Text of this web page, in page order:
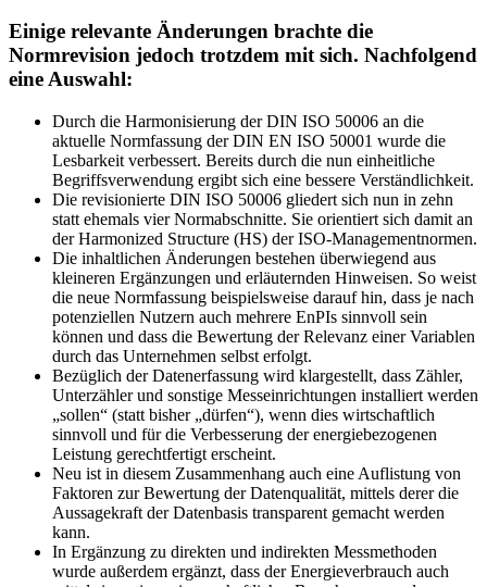
Einige relevante Änderungen brachte die
Normrevision jedoch trotzdem mit sich. Nachfolgend
eine Auswahl:
Durch die Harmonisierung der DIN ISO 50006 an die
aktuelle Normfassung der DIN EN ISO 50001 wurde die
Lesbarkeit verbessert. Bereits durch die nun einheitliche
Begriffsverwendung ergibt sich eine bessere Verständlichkeit.
Die revisionierte DIN ISO 50006 gliedert sich nun in zehn
statt ehemals vier Normabschnitte. Sie orientiert sich damit an
der Harmonized Structure (HS) der ISO-Managementnormen.
Die inhaltlichen Änderungen bestehen überwiegend aus
kleineren Ergänzungen und erläuternden Hinweisen. So weist
die neue Normfassung beispielsweise darauf hin, dass je nach
potenziellen Nutzern auch mehrere EnPIs sinnvoll sein
können und dass die Bewertung der Relevanz einer Variablen
durch das Unternehmen selbst erfolgt.
Bezüglich der Datenerfassung wird klargestellt, dass Zähler,
Unterzähler und sonstige Messeinrichtungen installiert werden
„sollen“ (statt bisher „dürfen“), wenn dies wirtschaftlich
sinnvoll und für die Verbesserung der energiebezogenen
Leistung gerechtfertigt erscheint.
Neu ist in diesem Zusammenhang auch eine Auflistung von
Faktoren zur Bewertung der Datenqualität, mittels derer die
Aussagekraft der Datenbasis transparent gemacht werden
kann.
In Ergänzung zu direkten und indirekten Messmethoden
wurde außerdem ergänzt, dass der Energieverbrauch auch